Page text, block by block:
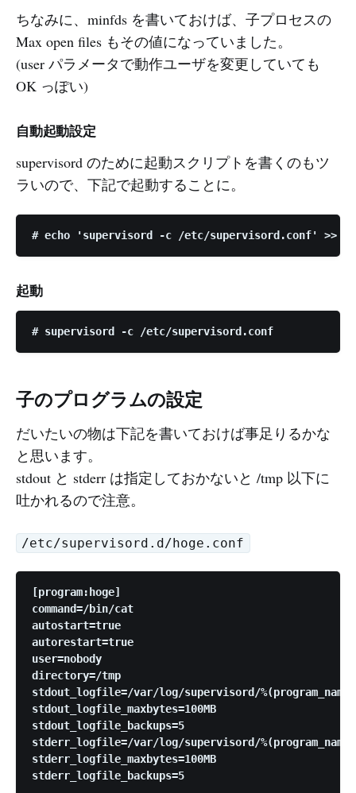
ちなみに、minfds を書いておけば、子プロセスの
Max open files もその値になっていました。
(user パラメータで動作ユーザを変更していても
OK っぽい)
自動起動設定
supervisord のために起動スクリプトを書くのもツ
ラいので、下記で起動することに。
起動
子のプログラムの設定
だいたいの物は下記を書いておけば事足りるかな
と思います。
stdout と stderr は指定しておかないと /tmp 以下に
吐かれるので注意。
/etc/supervisord.d/hoge.conf
[program:hoge]
command=/bin/cat
autostart=true
autorestart=true
user=nobody
directory=/tmp
stdout_logfile=/var/log/supervisord/
stdout_logfile_maxbytes=100MB
stdout_logfile_backups=5
stderr_logfile=/var/log/supervisord/
stderr_logfile_maxbytes=100MB